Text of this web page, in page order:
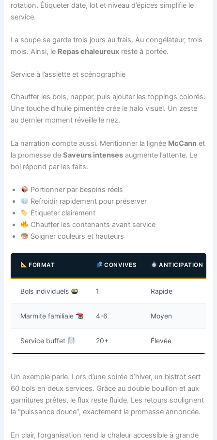
rotation. Étiqueter date, lot et niveau d’épices simplifie le
service.
La soupe se garde trois jours au frais. Au congélateur, trois
mois. Ainsi, le Repas chaleureux reste à portée.
Service à l’assiette et scénographie
Chauffer les bols, napper, puis ajouter les toppings colorés.
Une touche d’huile pimentée crée le halo visuel. Un zeste
au dernier moment réveille le nez.
La narration compte aussi. Mentionner la lignée McCann et
la promesse deSaveurs intenses augmente l’attente. Le
bol répond par les faits.
Portionner par besoins réels
Refroidir rapidement pour préserver
Étiqueter clairement
Chauffer les contenants avant service
Soigner couleurs et hauteurs
FORMAT CONVIVES ANTICIPATION
Bols individuels 1 Rapide
Marmite familiale 4-6 Moyen
Service buffet 20+ Élevée
Un exemple parle. Lors d’une soirée d’hiver, un bistrot sert
60 bols en deux services. Grâce au double bouillon et aux
garnitures prêtes, le flux reste fluide. Les retours soulignent
la “puissance douce”, exactement la promesse annoncée.
En clair, l’organisation rend la chaleur accessible à grande